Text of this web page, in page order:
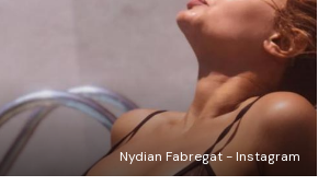
Nydian Fabregat - Instagram